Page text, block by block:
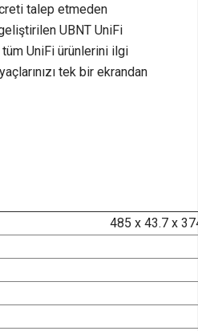
talep etmeden
UBNT UniFi
tüm UniFi ürünlerini ilgi
tek bir ekrandan
485 x 43.7 x